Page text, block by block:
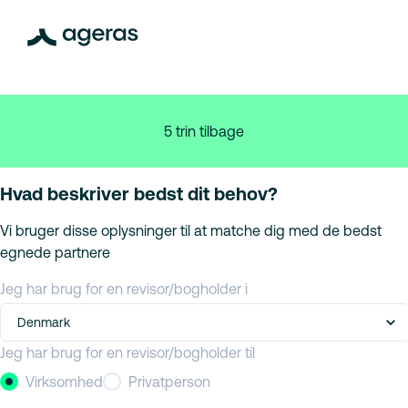
5 trin tilbage
Hvad beskriver bedst dit behov?
Vi bruger disse oplysninger til at matche dig med de bedst
egnede partnere
Jeg har brug for en revisor/bogholder i
Denmark
Jeg har brug for en revisor/bogholder til
Virksomhed
Privatperson